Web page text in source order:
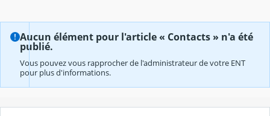
Aucun élément pour l'article « Contacts » n'a été
publié.
Vous pouvez vous rapprocher de l'administrateur de votre ENT
pour plus d'informations.